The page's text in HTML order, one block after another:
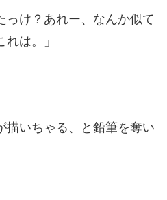
っけ？あれー、なんか似て
は。」
描いちゃる、と鉛筆を奪い